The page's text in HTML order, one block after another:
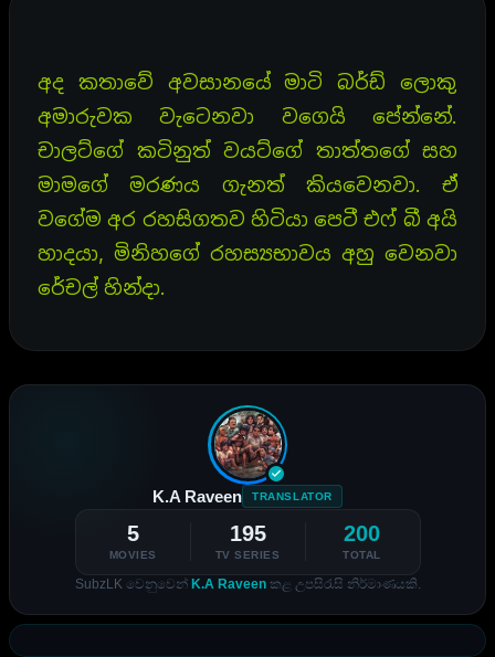
අද කතාවේ අවසානයේ මාටි බර්ඩ් ලොකු
අමාරුවක වැටෙනවා වගෙයි පේන්නේ.
චාලට්ගේ කටිනුත් වයට්ගේ තාත්තගේ සහ
මාමගේ මරණය ගැනත් කියවෙනවා. ඒ
වගේම අර රහසිගතව හිටියා පෙටී එෆ් බී අයි
හාදයා, මිනිහගේ රහස්‍යභාවය අහු වෙනවා
රේචල් හින්දා.
K.A Raveen TRANSLATOR
5
MOVIES
195
TV SERIES
200
TOTAL
SubzLK වෙනුවෙන් K.A Raveenකළ උපසිරැසි නිර්මාණයකි.